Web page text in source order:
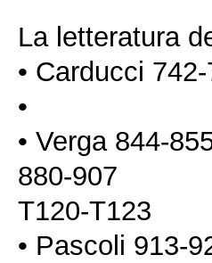
La letteratura
• Carducci
•
• Verga 844-
880-907
T120-T123
• Pascoli 913-